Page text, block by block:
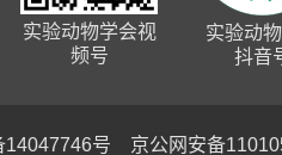
实验动物学会视
频号
实验动
抖音
14047746号 京公网安备